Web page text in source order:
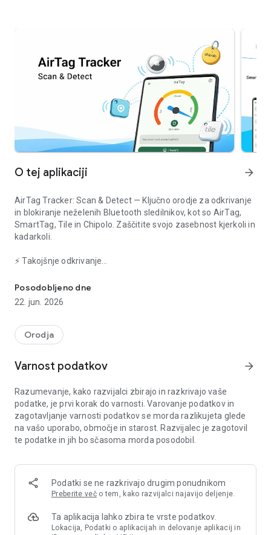
O tej aplikaciji arrow_forward
AirTag Tracker: Scan & Detect— Ključno orodje za odkrivanje
in blokiranje neželenih Bluetooth sledilnikov, kot so AirTag,
SmartTag, Tile in Chipolo . Zaščitite svojo zasebnost kjerkoli in
kadarkoli.
⚡ Takojšnje odkrivanje
sebe.
📡 Sledenje signalu
skrite v torbi, avtomobilu ali žepu.
Prejmite takojšnje obvestilo, ko vas sledilnik spremlja.
🗺 Zgodovina na zemljevidu
Vsako zaznavo shranimo na zemljevid, da si lahko ogledate,
kje in kdaj so se sledilniki pojavili.
🤖 Pametna analiza
vedenje, tudi če sledilniki uporabljajo rotirajoče naslove MAC.
Ključne funkcije:
• Opozorila o sumljivih sledilnikih
• Zgodovina na zemljevidu
Posodobljeno dne
22. jun. 2026
Orodja
Varnost podatkov arrow_forward
Razumevanje, kako razvijalci zbirajo in razkrivajo vaše
podatke, je prvi korak do varnosti. Varovanje podatkov in
zagotavljanje varnosti podatkov se morda razlikujeta glede
na vašo uporabo, območje in starost. Razvijalec je zagotovil
te podatke in jih bo sčasoma morda posodobil.
Podatki se ne razkrivajo drugim ponudnikom
Preberite večo tem, kako razvijalci najavijo deljenje.
Ta aplikacija lahko zbira te vrste podatkov.
Lokacija, Podatki o aplikacijah in delovanje aplikacij in